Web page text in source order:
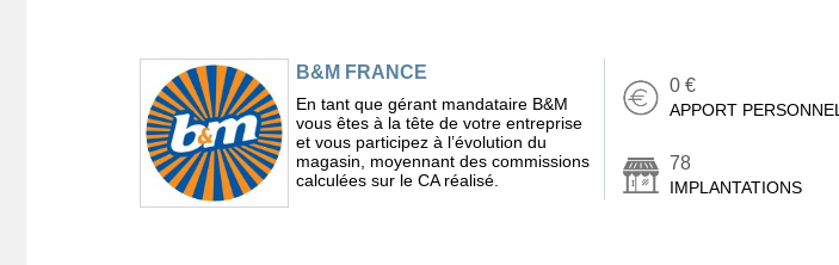
B&M FRANCE
En tant que gérant mandataire B&M
vous êtes à la tête de votre entreprise
et vous participez à l’évolution du
magasin, moyennant des commissions
calculées sur le CA réalisé.
0 €
APPORT PERSONNEL
78
IMPLANTATIONS